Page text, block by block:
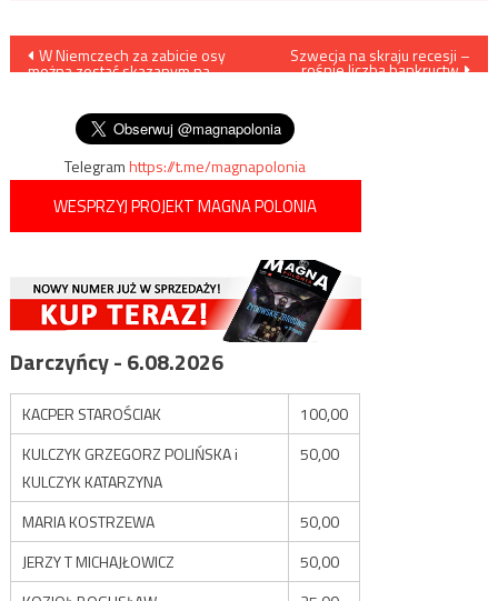
Nawigacja
wpisu
W Niemczech za zabicie osy
można zostać skazanym na
Szwecja na skraju recesji –
rośnie liczba bankructw
Telegramhttps://t.me/magnapolonia
WESPRZYJ PROJEKT MAGNA POLONIA
Darczyńcy - 6.08.2026
KACPER STAROŚCIAK
100,00
KULCZYK GRZEGORZ POLIŃSKA i
KULCZYK KATARZYNA
50,00
MARIA KOSTRZEWA
50,00
JERZY T MICHAJŁOWICZ
50,00